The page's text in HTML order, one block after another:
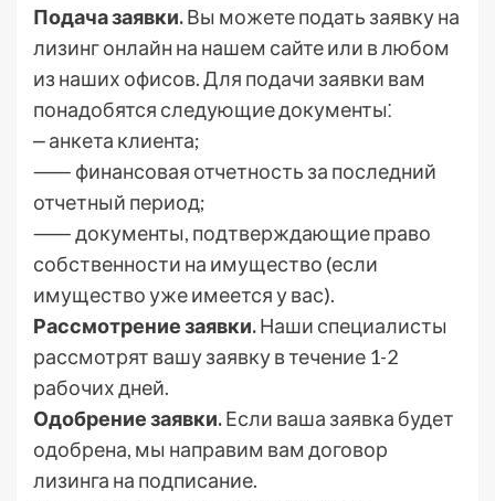
Подача заявки.Вы можете подать заявку на
лизинг онлайн на нашем сайте или в любом
из наших офисов. Для подачи заявки вам
понадобятся следующие документы⁚
⎼ анкета клиента;
⸺ финансовая отчетность за последний
отчетный период;
⸺ документы, подтверждающие право
собственности на имущество (если
имущество уже имеется у вас).
Рассмотрение заявки.Наши специалисты
рассмотрят вашу заявку в течение 1-2
рабочих дней.
Одобрение заявки.Если ваша заявка будет
одобрена, мы направим вам договор
лизинга на подписание.